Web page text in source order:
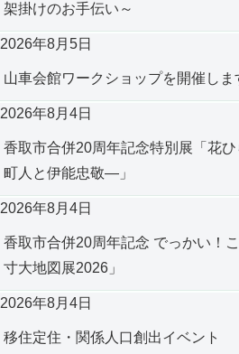
架掛けのお手伝い～
2026年8月5日
山車会館ワークショップを開催しま
2026年8月4日
香取市合併20周年記念特別展「花
町人と伊能忠敬―」
2026年8月4日
香取市合併20周年記念 でっかい！
寸大地図展2026」
2026年8月4日
移住定住・関係人口創出イベント